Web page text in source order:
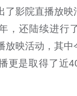
了影院直播放映
，还陆续进行
放映活动，其中
更是取得了近